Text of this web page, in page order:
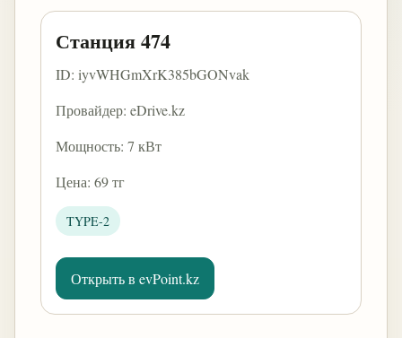
Станция 474
ID: iyvWHGmXrK385bGONvak
Провайдер: eDrive.kz
Мощность: 7 кВт
Цена: 69 тг
TYPE-2
Открыть в evPoint.kz